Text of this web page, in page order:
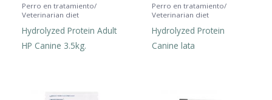
Perro en tratamiento/
Veterinarian diet
Hydrolyzed Protein Adult
HP Canine 3.5kg.
Perro en tratamiento/
Veterinarian diet
Hydrolyzed Protein
Canine lata